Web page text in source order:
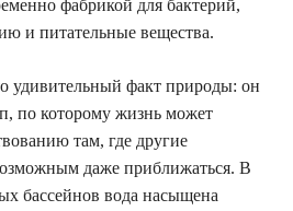
фабрикой для бактерий,
и питательные вещества.
удивительный факт природы: он
по которому жизнь может
там, где другие
даже приближаться. В
бассейнов вода насыщена